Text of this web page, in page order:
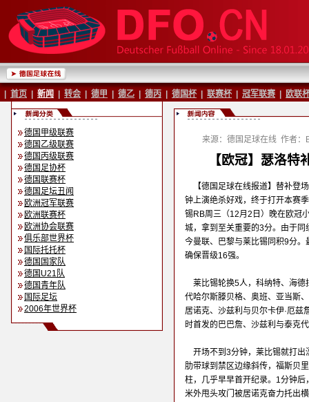
首页 新闻 转会 德甲 德乙 德丙 德国杯 联赛杯 冠军联赛 欧联
德国甲级联赛
德国乙级联赛
德国丙级联赛
德国足协杯
德国联赛杯
德国足坛丑闻
欧洲冠军联赛
欧洲联赛杯
欧洲协会联赛
俱乐部世界杯
国际托托杯
德国国家队
德国U21队
德国青年队
国际足坛
2006年世界杯
来源：德国足球在线 作者：
【欧冠】瑟洛特
【德国足球在线报道】替补登
钟上演绝杀好戏，终于打开本赛
锡RB周三（12月2日）晚在欧冠
城，拿到至关重要的3分。由于
今曼联、巴黎与莱比锡同积9分
确保晋级16强。
莱比锡轮换5人，科纳特、海德
代哈尔斯滕贝格、奥班、亚当斯
居诺克、沙兹利与贝尔卡伊·厄兹
时首发的巴巴詹、沙兹利与泰克
开场不到3分钟，莱比锡就打
肋带球到禁区边缘斜传，福斯贝
柱，几乎早早首开纪录。1分钟
米外甩头攻门被居诺克奋力托出